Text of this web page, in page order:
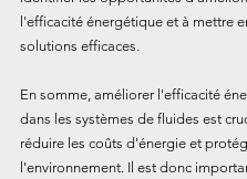
l'efficacité énergétique et à mettre
solutions efficaces.
En somme, améliorer l'efficacité
dans les systèmes de fluides est
réduire les coûts d'énergie et
l'environnement. Il est donc